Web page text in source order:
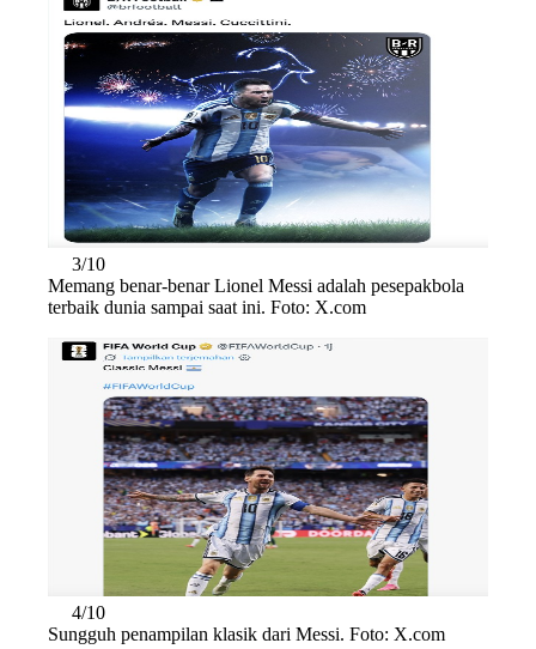
3/10
Memang benar-benar Lionel Messi adalah pesepakbola
terbaik dunia sampai saat ini. Foto: X.com
4/10
Sungguh penampilan klasik dari Messi. Foto: X.com